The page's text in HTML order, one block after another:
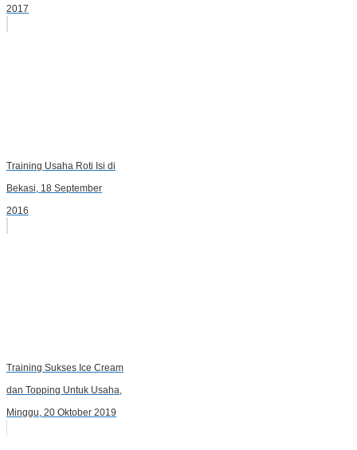
2017
Training Usaha Roti Isi di
Bekasi, 18 September
2016
Training Sukses Ice Cream
dan Topping Untuk Usaha,
Minggu, 20 Oktober 2019